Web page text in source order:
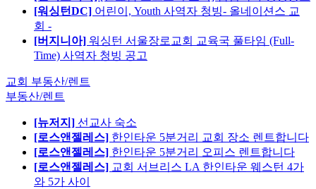
[워싱턴DC] 어린이, Youth 사역자 청빙- 올네이션스 교
회 -
[버지니아] 워싱턴 서울장로교회 교육국 풀타임 (Full-
Time) 사역자 청빙 공고
교회 부동산/렌트
부동산/렌트
[뉴저지] 선교사 숙소
[로스앤젤레스] 한인타운 5분거리 교회 장소 렌트합니다
[로스앤젤레스] 한인타운 5분거리 오피스 렌트합니다
[로스앤젤레스] 교회 서브리스 LA 한인타운 웨스턴 4가
와 5가 사이